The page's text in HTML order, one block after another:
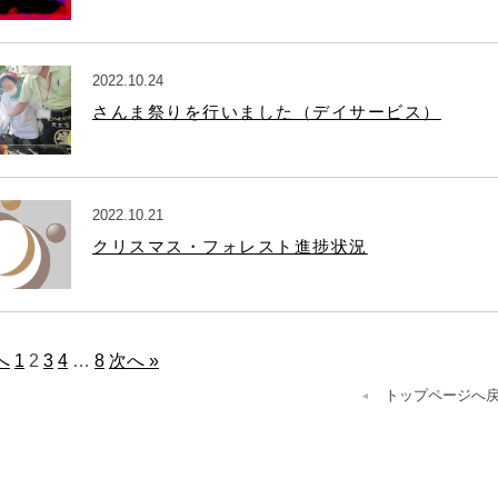
2022.10.24
さんま祭りを行いました（デイサービス）
2022.10.21
クリスマス・フォレスト進捗状況
1 2 3 4 … 8 次へ »
トップページへ